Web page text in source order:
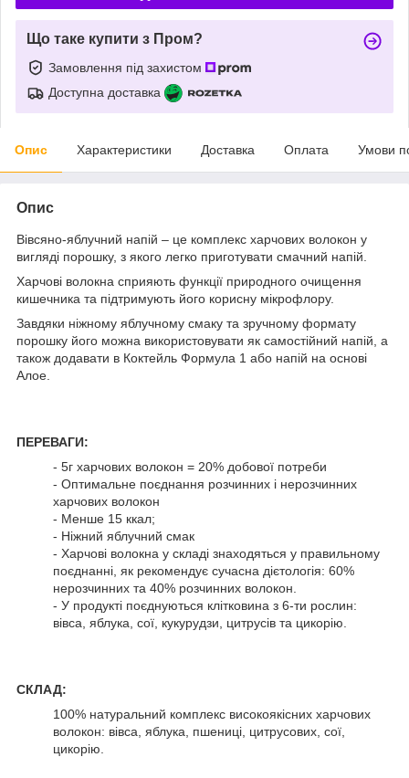
Що таке купити з Пром?
Замовлення під захистом
Доступна доставка
Опис Характеристики Доставка Оплата Умови
Опис
Вівсяно-яблучний напій – це комплекс харчових волокон у
вигляді порошку, з якого легко приготувати смачний напій.
Харчові волокна сприяють функції природного очищення
кишечника та підтримують його корисну мікрофлору.
Завдяки ніжному яблучному смаку та зручному формату
порошку його можна використовувати як самостійний напій, а
також додавати в Коктейль Формула 1 або напій на основі
Алое.
ПЕРЕВАГИ:
- 5г харчових волокон = 20% добової потреби
- Оптимальне поєднання розчинних і нерозчинних
харчових волокон
- Менше 15 ккал;
- Ніжний яблучний смак
- Харчові волокна у складі знаходяться у правильному
поєднанні, як рекомендує сучасна дієтологія: 60%
нерозчинних та 40% розчинних волокон.
- У продукті поєднуються клітковина з 6-ти рослин:
вівса, яблука, сої, кукурудзи, цитрусів та цикорію.
СКЛАД:
100% натуральний комплекс високоякісних харчових
волокон: вівса, яблука, пшениці, цитрусових, сої,
цикорію.